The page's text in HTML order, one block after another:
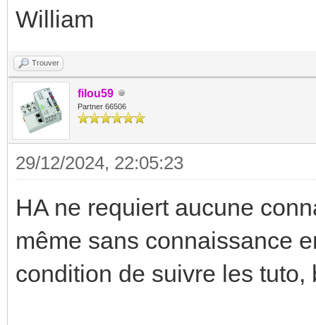
William
Trouver
filou59
Partner 66506
29/12/2024, 22:05:23
HA ne requiert aucune
même sans connaissance
condition de suivre les